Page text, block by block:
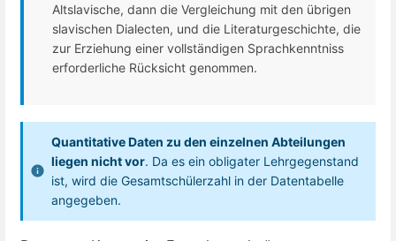
Altslavische, dann die Vergleichung mit den übrigen
slavischen Dialecten, und die Literaturgeschichte, die
zur Erziehung einer vollständigen Sprachkenntniss
erforderliche Rücksicht genommen.
Quantitative Daten zu den einzelnen Abteilungen
liegen nicht vor. Da es ein obligater Lehrgegenstand
ist, wird die Gesamtschülerzahl in der Datentabelle
angegeben.